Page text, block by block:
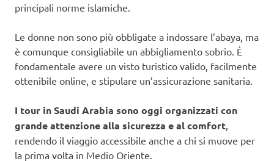
principali norme islamiche.
Le donne non sono più obbligate a indossare l’abaya, ma
è comunque consigliabile un abbigliamento sobrio. È
fondamentale avere un visto turistico valido, facilmente
ottenibile online, e stipulare un’assicurazione sanitaria.
I tour in Saudi Arabia sono oggi organizzati con
grande attenzione alla sicurezza e al comfort
rendendo il viaggio accessibile anche a chi si muove per
la prima volta in Medio Oriente.